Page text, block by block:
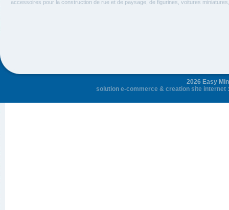
accessoires pour la construction de rue et de paysage, de figurines, voitures
2026 Easy
solution e-commerce & creation site internet